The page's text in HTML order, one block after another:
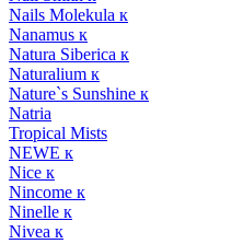
Nails Molekula к
Nanamus к
Natura Siberica к
Naturalium к
Nature`s Sunshine к
Natria
Tropical Mists
NEWE к
Nice к
Nincome к
Ninelle к
Nivea к